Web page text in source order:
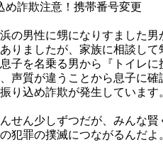
め詐欺注意！携帯番号変更
の男性に甥になりすました
りましたが、家族に相談し
子を名乗る男から『トイレ
声質が違うことから息子に
り込め詐欺が発生しています
せん少しずつだが、みんな賢
犯罪の撲滅につながるんだよ